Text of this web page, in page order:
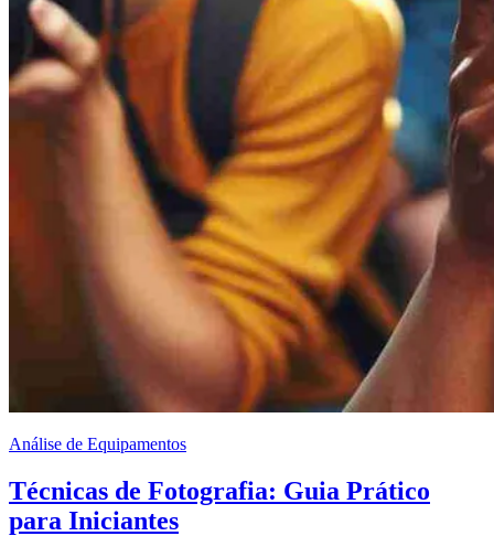
Análise de Equipamentos
Técnicas de Fotografia: Guia Prático
para Iniciantes